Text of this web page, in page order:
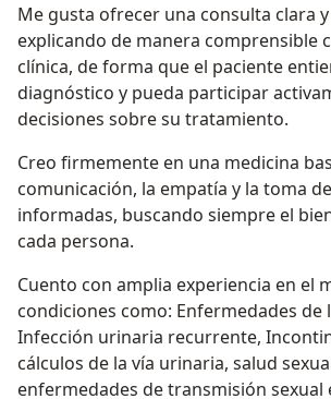
Me gusta ofrecer una consulta clara y cercana,
explicando de manera comprensible
clínica, de forma que el paciente
diagnóstico y pueda participar
decisiones sobre su tratamiento.
Creo firmemente en una medicina
comunicación, la empatía y la toma
informadas, buscando siempre el
cada persona.
Cuento con amplia experiencia en el manejo de
condiciones como: Enfermedades de
Infección urinaria recurrente,
cálculos de la vía urinaria, salud
enfermedades de transmisión sexual